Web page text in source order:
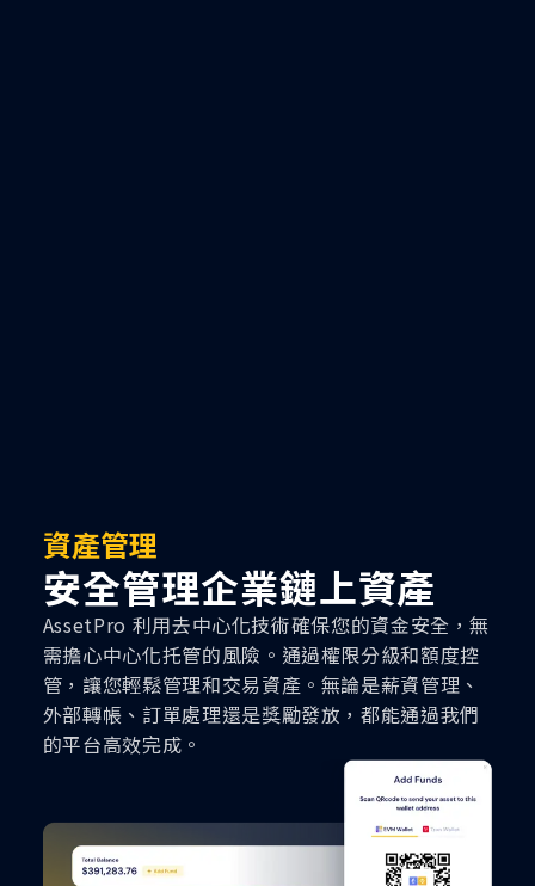
資產管理
安全管理企業鏈上資產
AssetPro 利用去中心化技術確保您的資金安全，無
需擔心中心化托管的風險。通過權限分級和額度控
管，讓您輕鬆管理和交易資產。無論是薪資管理、
外部轉帳、訂單處理還是獎勵發放，都能通過我們
的平台高效完成。